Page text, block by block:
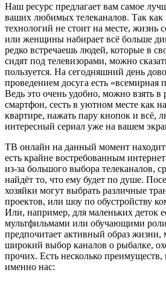
Наш ресурс предлагает вам самое
ваших любимых телеканалов. Так как
технологий не стоит на месте,
или женщины набирает всё больше
редко встречаешь людей, которые в
сидят под телевизорами, можно
пользуется. На сегодняшний день
проведением досуга есть «всемирная
Ведь это очень удобно, можно взять в
смартфон, сесть в уютном месте как
квартире, нажать пару кнопок и всё,
интересный сериал уже на вашем
ТВ онлайн на данный момент
есть крайне востребованным
из-за большого выбора телеканалов,
найдёт то, что ему будет по душе.
хозяйки могут выбрать различные
проектов, или шоу по обустройству
Или, например, для маленьких деток
мультфильмами или обучающими
предпочитает активный образ жизни,
широкий выбор каналов о рыбалке,
прочих. Есть несколько
именно нас: